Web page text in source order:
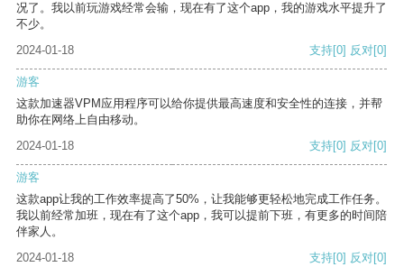
况了。我以前玩游戏经常会输，现在有了这个app，我的游戏水平提升了
不少。
2024-01-18
支持[0] 反对[0]
游客
这款加速器VPM应用程序可以给你提供最高速度和安全性的连接，并帮
助你在网络上自由移动。
2024-01-18
支持[0] 反对[0]
游客
这款app让我的工作效率提高了50%，让我能够更轻松地完成工作任务。
我以前经常加班，现在有了这个app，我可以提前下班，有更多的时间陪
伴家人。
2024-01-18
支持[0] 反对[0]